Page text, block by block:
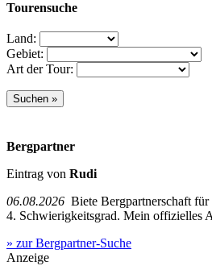
Tourensuche
Land:
Gebiet:
Art der Tour:
Bergpartner
Eintrag von Rudi
06.08.2026 Biete Bergpartnerschaft
4. Schwierigkeitsgrad. Mein offizielles
» zur Bergpartner-Suche
Anzeige